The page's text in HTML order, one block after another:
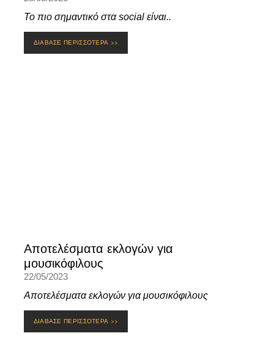
Το πιο σημαντικό στα social είναι..
ΔΙΑΒΑΣΕ ΠΕΡΙΣΣΟΤΕΡΑ >>
Αποτελέσματα εκλογών για
μουσικόφιλους
22/05/2023
Αποτελέσματα εκλογών για μουσικόφιλους
ΔΙΑΒΑΣΕ ΠΕΡΙΣΣΟΤΕΡΑ >>